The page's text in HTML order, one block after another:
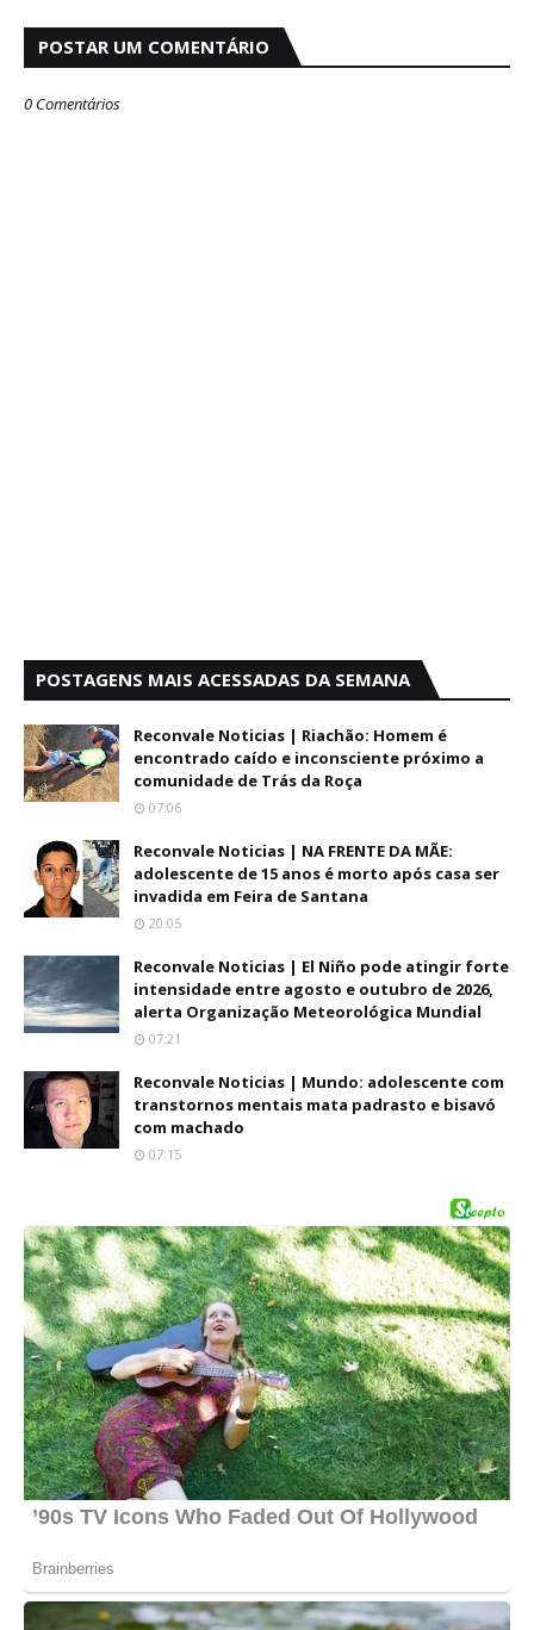
POSTAR UM COMENTÁRIO
0 Comentários
POSTAGENS MAIS ACESSADAS DA SEMANA
Reconvale Noticias | Riachão: Homem é
encontrado caído e inconsciente próximo a
comunidade de Trás da Roça
07:06
Reconvale Noticias | NA FRENTE DA MÃE:
adolescente de 15 anos é morto após casa ser
invadida em Feira de Santana
20:05
Reconvale Noticias | El Niño pode atingir forte
intensidade entre agosto e outubro de 2026,
alerta Organização Meteorológica Mundial
07:21
Reconvale Noticias | Mundo: adolescente com
transtornos mentais mata padrasto e bisavó
com machado
07:15